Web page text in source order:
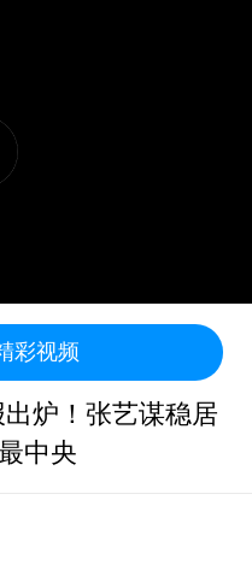
彩视频
炉！张艺谋稳居
中央